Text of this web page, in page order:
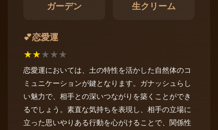
ガーデン 生クリーム
💕恋愛運
★★★★★
恋愛運においては、土の特性を活かした自然体のコ
ミュニケーションが鍵となります。ガナッシュらし
い魅力で、相手との深いつながりを築くことができ
るでしょう。素直な気持ちを表現し、相手の立場に
立った思いやりある行動を心がけることで、関係性